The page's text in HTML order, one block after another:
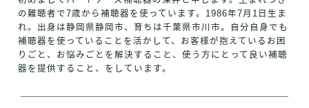
の難聴者で7歳から補聴器を使っています。1986年7月1日生ま
れ。出身は静岡県静岡市、育ちは千葉県市川市。自分自身でも
補聴器を使っていることを活かして、お客様が抱えているお困
りごと、お悩みごとを解決すること、使う方にとって良い補聴
器を提供すること、をしています。